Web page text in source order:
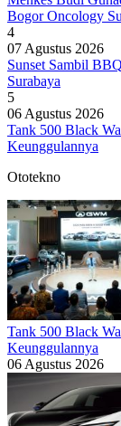
Bogor Oncology
4
07 Agustus 2026
Sunset Sambil
Surabaya
5
06 Agustus 2026
Tank 500 Black
Keunggulannya
Ototekno
Tank 500 Black
Keunggulannya
06 Agustus 2026